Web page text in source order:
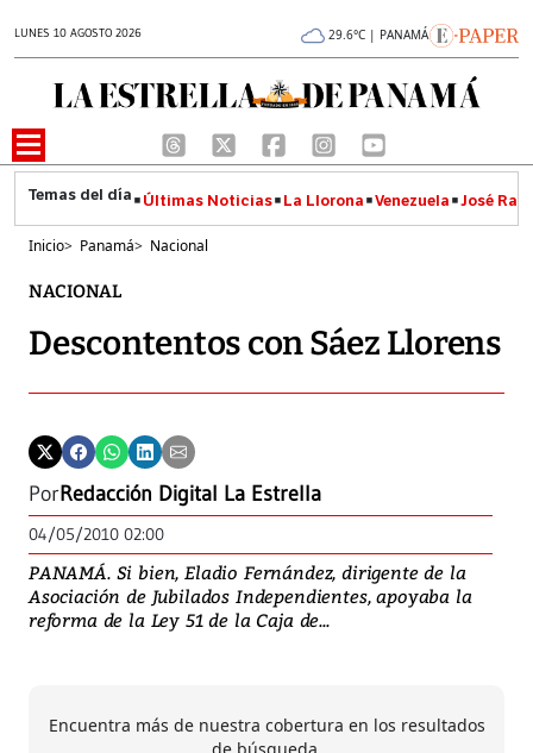
LUNES 10 AGOSTO 2026 29.6°C | PANAMÁ
Últimas Noticias La Llorona Venezuela José
Inicio> Panamá> Nacional
NACIONAL
Descontentos con Sáez Llorens
PorRedacción Digital La Estrella
04/05/2010 02:00
PANAMÁ. Si bien, Eladio Fernández, dirigente de la
Asociación de Jubilados Independientes, apoyaba la
reforma de la Ley 51 de la Caja de...
Encuentra más de nuestra cobertura en los resultados